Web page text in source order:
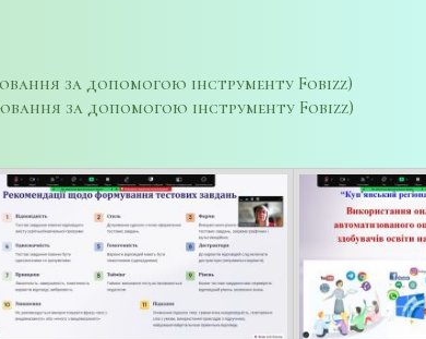
за допомогою інструменту Fobizz)
за допомогою інструменту Fobizz)